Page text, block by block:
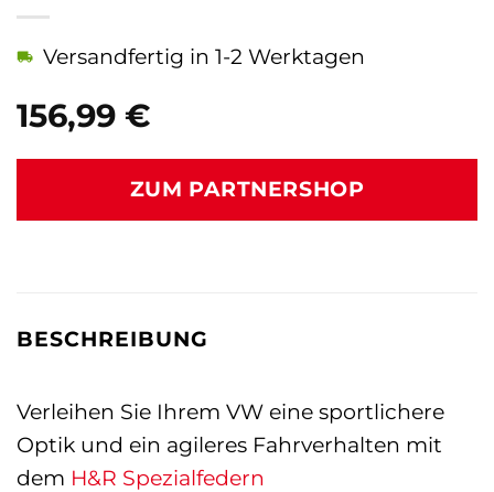
156,99 €
Versandfertig in 1-2 Werktagen
ZUM PARTNERSHOP
BESCHREIBUNG
Verleihen Sie Ihrem VW eine sportlichere
Optik und ein agileres Fahrverhalten mit
dem H&R Spezialfedern